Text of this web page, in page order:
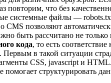
повторим, что без
системные файлы —
CMS позволяют
быть рассчитано не
кода, то есть
в такой ситуации
CSS, javascript и
помогает структурировать